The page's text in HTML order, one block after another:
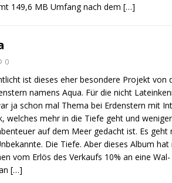
149,6 MB Umfang nach dem[…]
0
ist dieses eher besondere Projekt von
namens Aqua. Für die nicht
ja schon mal Thema bei Erdenstern mit
welches mehr in die Tiefe geht und
auf dem Meer gedacht ist. Es geht
Die Tiefe. Aber dieses Album
vom Erlös des Verkaufs 10% an eine Wal-
[…]